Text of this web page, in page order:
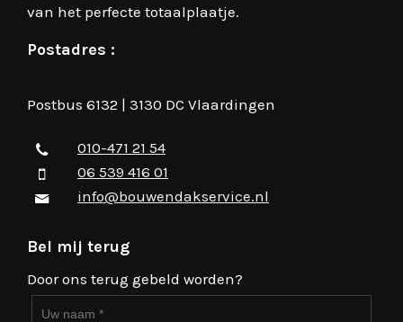
van het perfecte totaalplaatje.
Postadres :
Postbus 6132 | 3130 DC Vlaardingen
010-471 21 54
06 539 416 01
info@bouwendakservice.nl
Bel mij terug
Door ons terug gebeld worden?